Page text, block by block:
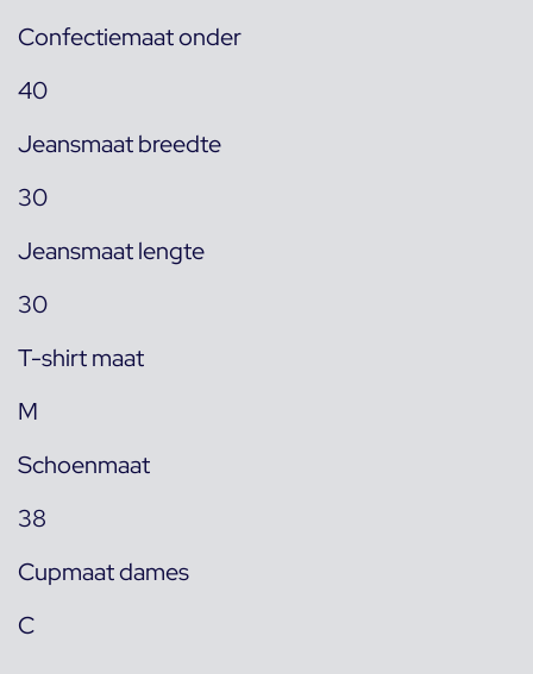
Confectiemaat onder
40
Jeansmaat breedte
30
Jeansmaat lengte
30
T-shirt maat
M
Schoenmaat
38
Cupmaat dames
C